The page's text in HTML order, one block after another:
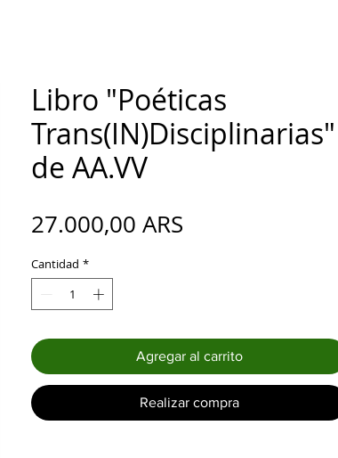
Libro "Poéticas
Trans(IN)Disciplinarias"
de AA.VV
27.000,00 ARS
Cantidad *
Agregar al carrito
Realizar compra